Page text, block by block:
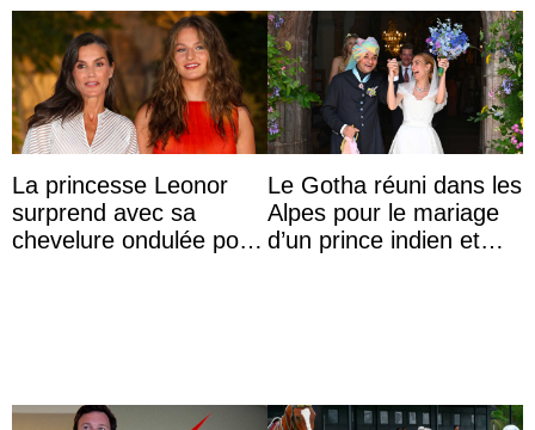
La princesse Leonor
surprend avec sa
chevelure ondulée pour
Le Gotha réuni dans les
Alpes pour le mariage
d’un prince indien et